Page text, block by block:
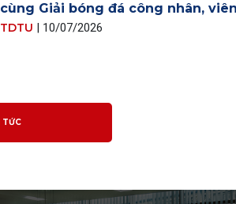
cùng Giải bóng đá công nhân,
TDTU 10/07/2026
TỨC